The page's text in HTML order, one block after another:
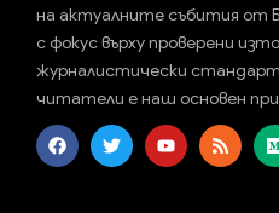
на актуалните събития от
с фокус върху проверени
журналистически
читатели е наш основен